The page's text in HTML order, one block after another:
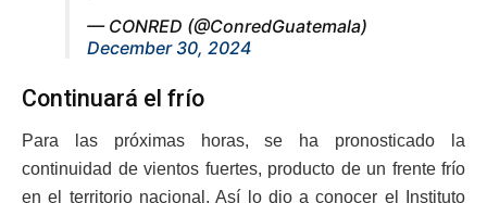
— CONRED (@ConredGuatemala)
December 30, 2024
Continuará el frío
Para las próximas horas, se ha pronosticado la
continuidad de vientos fuertes, producto de un frente frío
en el territorio nacional. Así lo dio a conocer el Instituto